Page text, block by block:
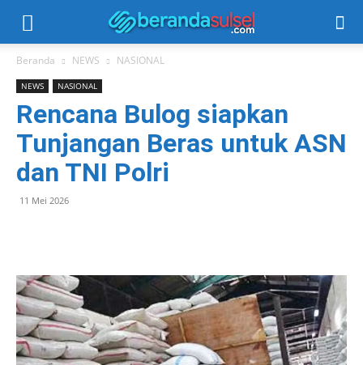
Beranda NEWS NASIONAL
NEWS NASIONAL
Rencana Bulog siapkan
Tunjangan Beras untuk ASN
dan TNI Polri
11 Mei 2026